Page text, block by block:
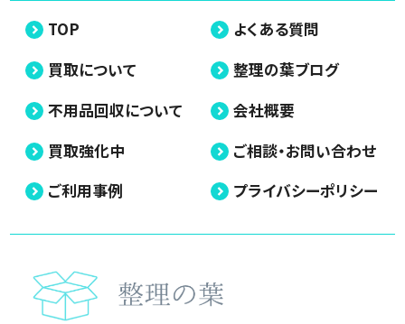
TOP
買取について
不用品回収について
買取強化中
ご利用事例
よくある質問
整理の葉ブログ
会社概要
ご相談・お問い合わせ
プライバシーポリシー